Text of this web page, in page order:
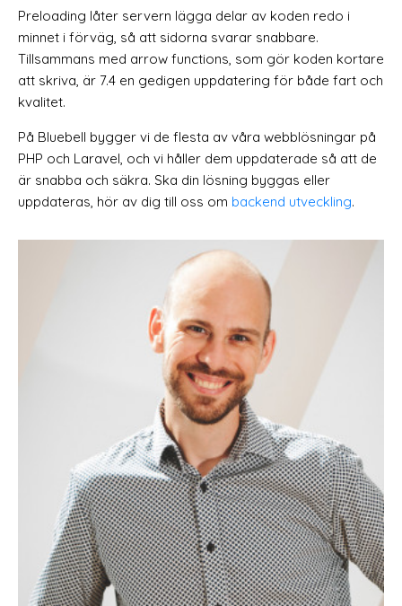
Preloading låter servern lägga delar av koden redo i
minnet i förväg, så att sidorna svarar snabbare.
Tillsammans med arrow functions, som gör koden kortare
att skriva, är 7.4 en gedigen uppdatering för både fart och
kvalitet.
På Bluebell bygger vi de flesta av våra webblösningar på
PHP och Laravel, och vi håller dem uppdaterade så att de
är snabba och säkra. Ska din lösning byggas eller
uppdateras, hör av dig till oss om backend utveckling.